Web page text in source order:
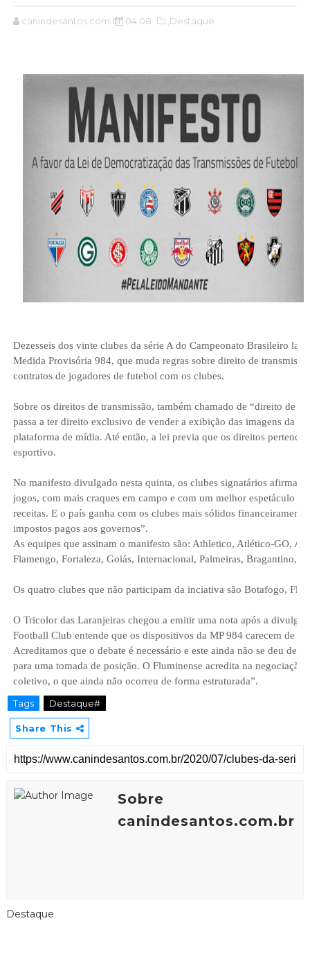
canindesantos.com.br 04:08 ,Destaque
Dezesseis dos vinte clubes da série A do Campeonato Brasileiro
Medida Provisória 984, que muda regras sobre direito de
contratos de jogadores de futebol com os clubes.
Sobre os direitos de transmissão, também chamado de “direito de
passa a ter direito exclusivo de vender a exibição das imagens da
plataforma de mídia. Até então, a lei previa que os direitos
esportivo.
No manifesto divulgado nesta quinta, os clubes signatários
jogos, com mais craques em campo e com um melhor espetáculo
receitas. E o país ganha com os clubes mais sólidos
impostos pagos aos governos”.
As equipes que assinam o manifesto são: Athletico, Atlético-GO,
Flamengo, Fortaleza, Goiás, Internacional, Palmeiras, Bragantino,
Os quatro clubes que não participam da inciativa são Botafogo,
O Tricolor das Laranjeiras chegou a emitir uma nota após a
Football Club entende que os dispositivos da MP 984 carecem de
Acreditamos que o debate é necessário e este ainda não se deu de
para uma tomada de posição. O Fluminense acredita na
coletivo, o que ainda não ocorreu de forma estruturada”.
Tags
Destaque#
Share This
Sobre
canindesantos.com.br
Destaque